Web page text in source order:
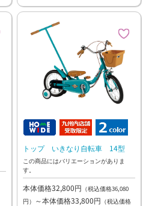
トップ いきなり自転車 14型
この商品にはバリエーションがありま
す。
本体価格32,800円 （税込価格36,080
円） ～本体価格33,800円 （税込価格